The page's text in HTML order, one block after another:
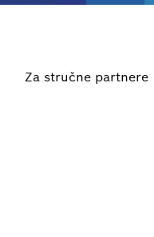
Za stručne partnere